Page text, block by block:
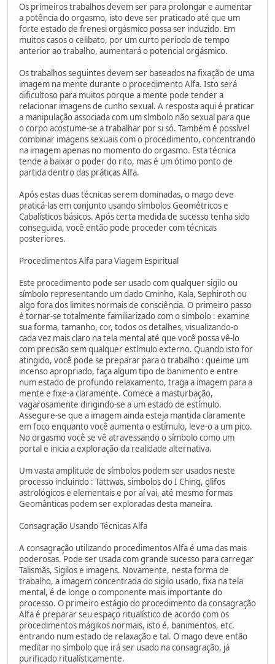
Os primeiros trabalhos devem ser para prolongar e aumentar
a potência do orgasmo, isto deve ser praticado até que um
forte estado de frenesi orgásmico possa ser induzido. Em
muitos casos o celibato, por um curto período de tempo
anterior ao trabalho, aumentará o potencial orgásmico.
Os trabalhos seguintes devem ser baseados na fixação de uma
imagem na mente durante o procedimento Alfa. Isto será
dificultoso para muitos porque a mente pode tender a
relacionar imagens de cunho sexual. A resposta aqui é praticar
a manipulação associada com um símbolo não sexual para que
o corpo acostume-se a trabalhar por si só. Também é possível
combinar imagens sexuais com o procedimento, concentrando
na imagem apenas no momento do orgasmo. Esta técnica
tende a baixar o poder do rito, mas é um ótimo ponto de
partida dentro das práticas Alfa.
Após estas duas técnicas serem dominadas, o mago deve
praticá-las em conjunto usando símbolos Geométricos e
Cabalísticos básicos. Após certa medida de sucesso tenha sido
conseguida, você então pode proceder com técnicas
posteriores.
Procedimentos Alfa para Viagem Espiritual
Este procedimento pode ser usado com qualquer sigilo ou
símbolo representando um dado Cminho, Kala, Sephiroth ou
algo fora dos limites normais de consciência. O primeiro passo
é tornar-se totalmente familiarizado com o símbolo : examine
sua forma, tamanho, cor, todos os detalhes, visualizando-o
cada vez mais claro na tela mental até que você possa vê-lo
com precisão sem qualquer estímulo externo. Quando isto for
atingido, você pode se preparar para o trabalho : queime um
incenso apropriado, faça algum tipo de banimento e entre
num estado de profundo relaxamento, traga a imagem para a
mente e fixe-a claramente. Comece a masturbação,
vagarosamente dirigindo-se a um estado de estímulo.
Assegure-se que a imagem ainda esteja mantida claramente
em foco enquanto você aumenta o estímulo, leve-o a um pico.
No orgasmo você se vê atravessando o símbolo como um
portal e inicia a exploração da realidade alternativa.
Um vasta amplitude de símbolos podem ser usados neste
processo incluindo : Tattwas, símbolos do I Ching, glifos
astrológicos e elementais e por aí vai, até mesmo formas
Geomânticas podem ser exploradas desta maneira.
Consagração Usando Técnicas Alfa
A consagração utilizando procedimentos Alfa é uma das mais
poderosas. Pode ser usada com grande sucesso para carregar
Talismãs, Sigilos e imagens. Novamente, nesta forma de
trabalho, a imagem concentrada do sigilo usado, fixa na tela
mental, é de longe o componente mais importante do
processo. O primeiro estágio do procedimento da consagração
Alfa é preparar seu espaço ritualístico de acordo com os
procedimentos mágikos normais, isto é, banimentos, etc.
entrando num estado de relaxação e tal. O mago deve então
meditar no símbolo que irá ser usado na consagração, já
purificado ritualísticamente.